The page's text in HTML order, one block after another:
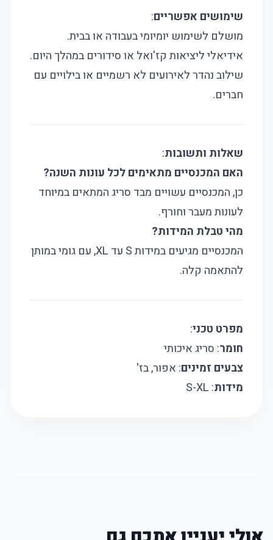
שימושים אפשריים:
מושלם לשימוש יומיומי בעבודה או בבית.
אידיאלי ליציאות קז'ואל או סידורים במהלך היום.
שילוב נהדר לאירועים לא רשמיים או בילויים עם
חברים.
שאלות ותשובות:
האם המכנסיים מתאימים לכל עונות השנה?
כן, המכנסיים עשויים מבד סריג המתאים במיוחד
לעונות מעבר וחורף.
מהי טבלת המידות?
המכנסיים מגיעים במידות S עד XL, עם גומי במותן
להתאמה קלה.
מפרט טכני:
חומר: סריג איכותי
צבעים זמינים: אפור, בז'
מידות: S-XL